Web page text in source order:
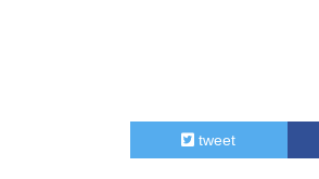
tweet